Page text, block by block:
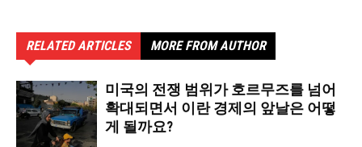
RELATED ARTICLES MORE FROM AUTHOR
미국의 전쟁 범위가 호르무즈를 넘어
확대되면서 이란 경제의 앞날은 어떻
게 될까요?